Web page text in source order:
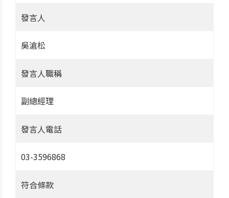
發言人
吳滄松
發言人職稱
副總經理
發言人電話
03-3596868
符合條款